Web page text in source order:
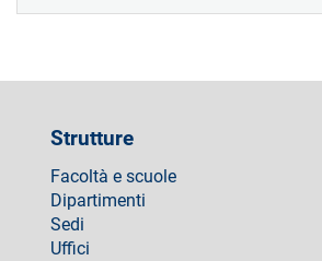
Strutture
Facoltà e scuole
Dipartimenti
Sedi
Uffici